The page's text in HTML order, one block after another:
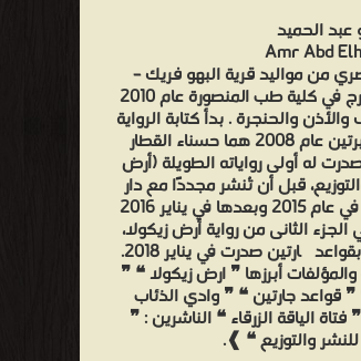
عبد الحميد
Amr Abd
من مواليد قرية البهو فريك –
محافظة الدقهلية 1987 ، تخرج في كلية طب المنصورة عام 2010
والحنجرة . بدأ كتابة الرواية
مع محاولتين روائيتين قصيرتين عام 2008 هما حسناء القطار
وفي أكتوبر 2010 صدرت له أولى رواياته الطويلة (أرض
قبل أن تُنشر مجددًا مع دار
عصير الكتب للنشر والتوزيع في عام 2015 وبعدها في يناير 2016
الثانى من رواية أرض زيكولا،
وكما ألف رواية ثالثا عنونت بقواعد چارتين صدرت في يناير 2018.
أبرزها ❞ ارض زيكولا ❝ ❞
❞ قواعد جارتين ❝ ❞ وادي الذئاب
الياقة الزرقاء ❝ الناشرين : ❞
والتوزيع ❝ ❱.